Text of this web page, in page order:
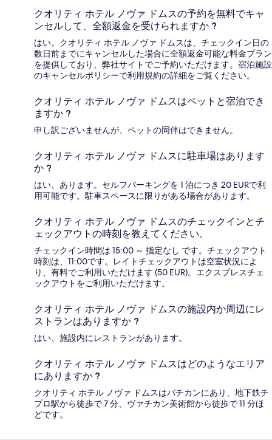
クオリティ ホテル ノヴァ ドムスの予約を無料でキャ
ンセルして、全額返金を受けられますか ?
はい。クオリティ ホテル ノヴァ ドムスは、チェックイン日の
数日前までにキャンセルした場合に全額返金可能な料金プラン
を提供しており、弊社サイトでご予約いただけます。宿泊施設
のキャンセルポリシーで利用規約の詳細をご覧ください。
クオリティ ホテル ノヴァ ドムスはペットと宿泊でき
ますか ?
申し訳ございませんが、ペットの同伴はできません。
クオリティ ホテル ノヴァ ドムスに駐車場はあります
か ?
はい、あります。セルフパーキングを 1 泊につき 20 EURで利
用可能です。駐車スペースに限りがある場合があります。
クオリティ ホテル ノヴァ ドムスのチェックインとチ
ェックアウトの時刻を教えてください。
チェックイン時間は 15:00 ～ 指定なし です。チェックアウト
時刻は、11:00です。レイトチェックアウトは空室状況によ
り、有料でご利用いただけます (50 EUR)。エクスプレスチェ
ックアウトをご利用いただけます。
クオリティ ホテル ノヴァ ドムスの施設内か周辺にレ
ストランはありますか ?
はい、施設内にレストランがあります。
クオリティ ホテル ノヴァ ドムスはどのようなエリア
にありますか ?
クオリティ ホテル ノヴァ ドムスはバチカンにあり、地下鉄チ
プロ駅から徒歩で 7 分、ヴァチカン美術館から徒歩で 11 分ほ
どです。